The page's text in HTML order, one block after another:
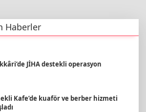
Haberler
JİHA destekli operasyon
Kafe’de kuaför ve berber hizmeti